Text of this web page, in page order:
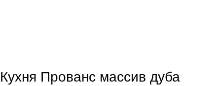
Кухня Прованс массив дуба